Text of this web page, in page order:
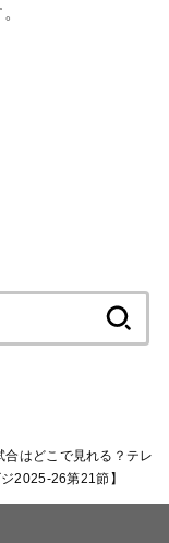
合はどこで見れる？テレ
2025-26第21節】